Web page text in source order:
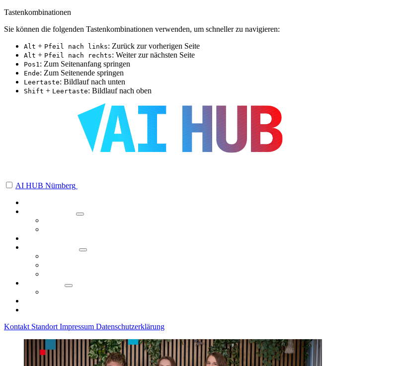
Tastenkombinationen
Sie können die folgenden Tastenkombinationen verwenden, um schneller zu navigieren:
Alt + Pfeil nach links: Zurück zur vorherigen Seite
Alt + Pfeil nach rechts: Weiter zur nächsten Seite
Pos1: Zum Seitenanfang springen
Ende: Zum Seitenende springen
Leertaste: Bildlauf nach unten
Shift + Leertaste: Bildlauf nach oben
AI HUB Nürnberg
Kontakt Standort Impressum Datenschutzerklärung